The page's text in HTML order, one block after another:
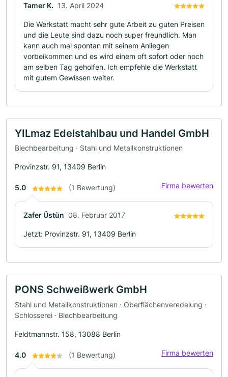
Tamer K. 13. April 2024
Die Werkstatt macht sehr gute Arbeit zu guten Preisen
und die Leute sind dazu noch super freundlich. Man
kann auch mal spontan mit seinem Anliegen
vorbeikommen und es wird einem oft sofort oder noch
am selben Tag geholfen. Ich empfehle die Werkstatt
mit gutem Gewissen weiter.
YILmaz Edelstahlbau und Handel GmbH
Blechbearbeitung · Stahl und Metallkonstruktionen
Provinzstr. 91, 13409 Berlin
5.0 (1 Bewertung) Firma bewerten
Zafer Üstün 08. Februar 2017
Jetzt: Provinzstr. 91, 13409 Berlin
PONS Schweißwerk GmbH
Stahl und Metallkonstruktionen · Oberflächenveredelung ·
Schlosserei · Blechbearbeitung
Feldtmannstr. 158, 13088 Berlin
4.0 (1 Bewertung) Firma bewerten